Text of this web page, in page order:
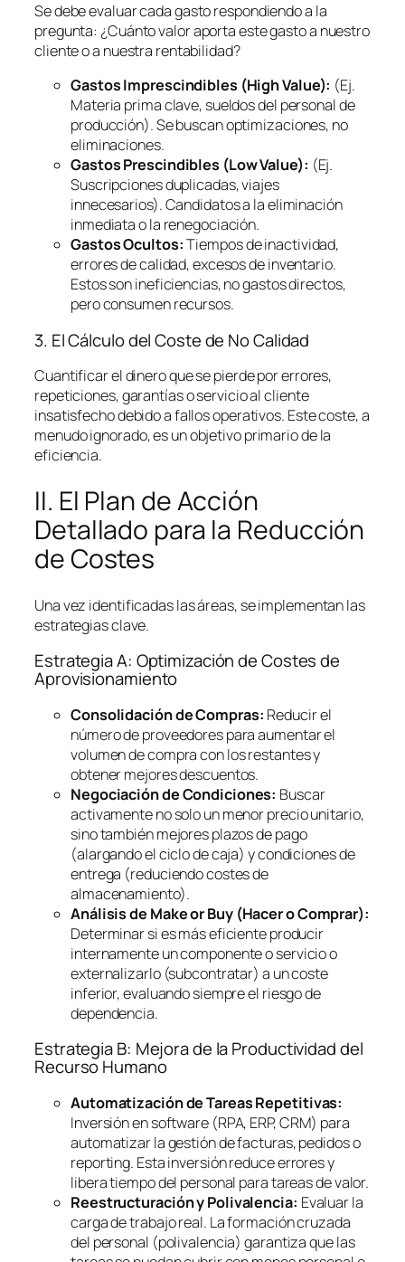
Se debe evaluar cada gasto respondiendo a la
pregunta: ¿Cuánto valor aporta este gasto a nuestro
cliente o a nuestra rentabilidad?
Gastos Imprescindibles (High Value): (Ej.
Materia prima clave, sueldos del personal de
producción). Se buscan optimizaciones, no
eliminaciones.
Gastos Prescindibles (Low Value): (Ej.
Suscripciones duplicadas, viajes
innecesarios). Candidatos a la eliminación
inmediata o la renegociación.
Gastos Ocultos:Tiempos de inactividad,
errores de calidad, excesos de inventario.
Estos son ineficiencias, no gastos directos,
pero consumen recursos.
3. El Cálculo del Coste de No Calidad
Cuantificar el dinero que se pierde por errores,
repeticiones, garantías o servicio al cliente
insatisfecho debido a fallos operativos. Este coste, a
menudo ignorado, es un objetivo primario de la
eficiencia.
II. El Plan de Acción
Detallado para la Reducción
de Costes
Una vez identificadas las áreas, se implementan las
estrategias clave.
Estrategia A: Optimización de Costes de
Aprovisionamiento
Consolidación de Compras: Reducir el
número de proveedores para aumentar el
volumen de compra con los restantes y
obtener mejores descuentos.
Negociación de Condiciones: Buscar
activamente no solo un menor precio unitario,
sino también mejores plazos de pago
(alargando el ciclo de caja) y condiciones de
entrega (reduciendo costes de
almacenamiento).
Análisis de Make or Buy(Hacer o Comprar):
Determinar si es más eficiente producir
internamente un componente o servicio o
externalizarlo (subcontratar) a un coste
inferior, evaluando siempre el riesgo de
dependencia.
Estrategia B: Mejora de la Productividad del
Recurso Humano
Automatización de Tareas Repetitivas:
Inversión ensoftware(RPA, ERP, CRM) para
automatizar la gestión de facturas, pedidos o
reporting. Esta inversión reduce errores y
libera tiempo del personal para tareas de valor.
Reestructuración y Polivalencia: Evaluar la
carga de trabajo real. La formación cruzada
del personal (polivalencia) garantiza que las